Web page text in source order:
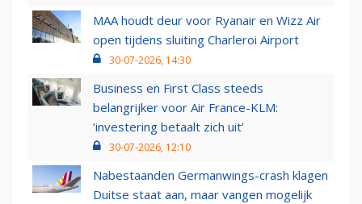
MAA houdt deur voor Ryanair en Wizz Air
open tijdens sluiting Charleroi Airport
30-07-2026, 14:30
Business en First Class steeds
belangrijker voor Air France-KLM:
‘investering betaalt zich uit’
30-07-2026, 12:10
Nabestaanden Germanwings-crash klagen
Duitse staat aan, maar vangen mogelijk